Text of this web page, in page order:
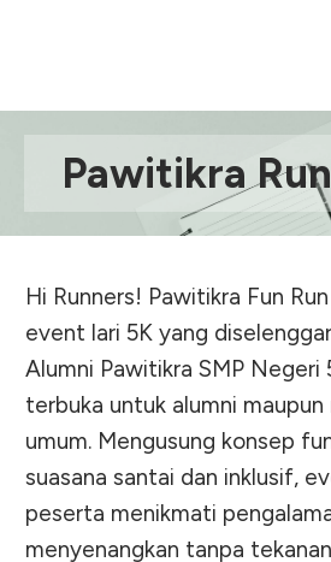
Pawitikra
Hi Runners! Pawitikra Fun
event lari 5K yang
Alumni Pawitikra SMP Negeri
terbuka untuk alumni
umum. Mengusung konsep
suasana santai dan inklusif,
peserta menikmati
menyenangkan tanpa